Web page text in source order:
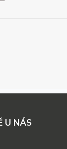
U NÁS